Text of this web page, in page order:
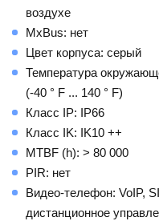
воздухе
MxBus: нет
Цвет корпуса: серый
Температура
(-40 ° F ... 140 ° F)
Класс IP: IP66
Класс IK: IK10 ++
MTBF (h): > 80 000
PIR: нет
Видео-телефон: VoIP,
дистанционное